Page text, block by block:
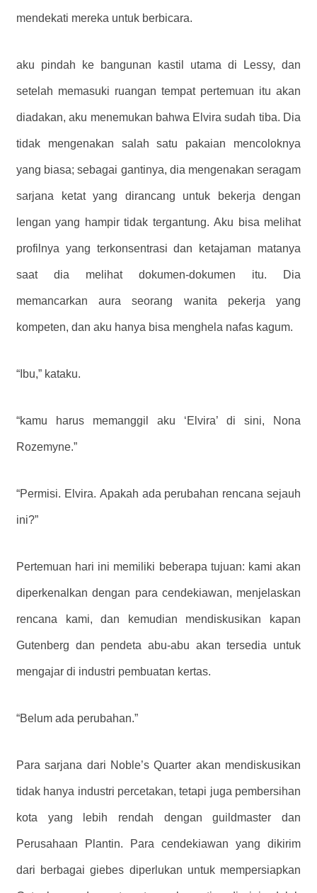
mendekati mereka untuk berbicara.
aku pindah ke bangunan kastil utama di Lessy, dan
setelah memasuki ruangan tempat pertemuan itu akan
diadakan, aku menemukan bahwa Elvira sudah tiba. Dia
tidak mengenakan salah satu pakaian mencoloknya
yang biasa; sebagai gantinya, dia mengenakan seragam
sarjana ketat yang dirancang untuk bekerja dengan
lengan yang hampir tidak tergantung. Aku bisa melihat
profilnya yang terkonsentrasi dan ketajaman matanya
saat dia melihat dokumen-dokumen itu. Dia
memancarkan aura seorang wanita pekerja yang
kompeten, dan aku hanya bisa menghela nafas kagum.
“Ibu,” kataku.
“kamu harus memanggil aku ‘Elvira’ di sini, Nona
Rozemyne.”
“Permisi. Elvira. Apakah ada perubahan rencana sejauh
ini?”
Pertemuan hari ini memiliki beberapa tujuan: kami akan
diperkenalkan dengan para cendekiawan, menjelaskan
rencana kami, dan kemudian mendiskusikan kapan
Gutenberg dan pendeta abu-abu akan tersedia untuk
mengajar di industri pembuatan kertas.
“Belum ada perubahan.”
Para sarjana dari Noble’s Quarter akan mendiskusikan
tidak hanya industri percetakan, tetapi juga pembersihan
kota yang lebih rendah dengan guildmaster dan
Perusahaan Plantin. Para cendekiawan yang dikirim
dari berbagai giebes diperlukan untuk mempersiapkan